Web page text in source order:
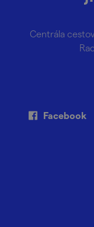
Centrála
Facebook